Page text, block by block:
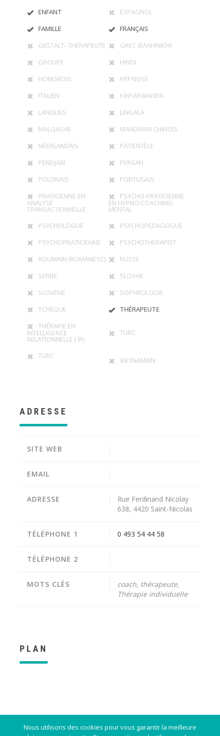
ENFANT
ESPAGNOL
FAMILLE
FRANÇAIS
GESTALT- THÉRAPEUTE
GREC (ΕΛΛΗΝΙΚΉ)
GROUPE
HINDI
HONGROIS
HYPNOSE
ITALIEN
KINYARWANDA
LANGUES
LINGALA
MALGACHE
MANDARIN CHINOIS
NÉERLANDAIS
PATIENTÈLE
PENDJABI
PERSAN
POLONAIS
PORTUGAIS
PRATICIENNE EN
ANALYSE
TRANSACTIONNELLE
PSYCHO-PRATICIENNE
EN HYPNO-COACHING
MENTAL
PSYCHOLOGUE
PSYCHOPÉDAGOGUE
PSYCHOPRATICIENNE
PSYCHOTHERAPIST
ROUMAIN (ROMÂNESC)
RUSSE
SERBE
SLOVAK
SLOVÈNE
SOPHROLOGIE
TCHÈQUE
THÉRAPEUTE
THÉRAPIE EN
INTELLIGENCE
RELATIONNELLE ( IR)
TURC
TURC
VIETNAMIEN
ADRESSE
SITE WEB
EMAIL
ADRESSE
Rue Ferdinand Nicolay
638, 4420 Saint-Nicolas
TÉLÉPHONE 1 0 493 54 44 58
TÉLÉPHONE 2
MOTS CLÉS
coach, thérapeute,
Thérapie individuelle
PLAN
Nous utilisons des cookies pour vous garantir la meilleure